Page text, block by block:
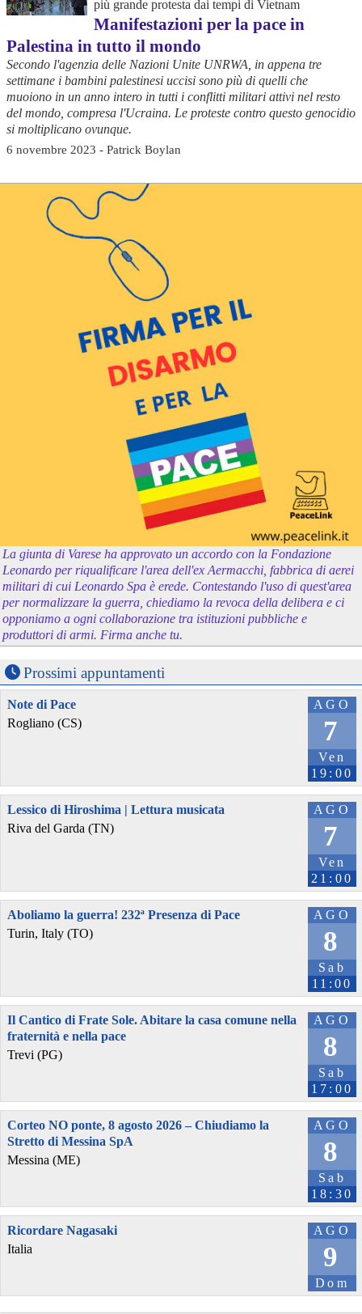
più grande protesta dai tempi di Vietnam
Manifestazioni per la pace in
Palestina in tutto il mondo
Secondo l'agenzia delle Nazioni Unite UNRWA, in appena tre
settimane i bambini palestinesi uccisi sono più di quelli che
muoiono in un anno intero in tutti i conflitti militari attivi nel resto
del mondo, compresa l'Ucraina. Le proteste contro questo genocidio
si moltiplicano ovunque.
6 novembre 2023 - Patrick Boylan
La giunta di Varese ha approvato un accordo con la Fondazione
Leonardo per riqualificare l'area dell'ex Aermacchi, fabbrica di aerei
militari di cui Leonardo Spa è erede. Contestando l'uso di quest'area
per normalizzare la guerra, chiediamo la revoca della delibera e ci
opponiamo a ogni collaborazione tra istituzioni pubbliche e
produttori di armi. Firma anche tu.
Prossimi appuntamenti
AGO
7
Ven
19:00
Note di Pace
Rogliano (CS)
AGO
7
Ven
21:00
Lessico di Hiroshima | Lettura musicata
Riva del Garda (TN)
AGO
8
Sab
11:00
Aboliamo la guerra! 232ª Presenza di Pace
Turin, Italy (TO)
AGO
8
Sab
17:00
Il Cantico di Frate Sole. Abitare la casa comune nella
fraternità e nella pace
Trevi (PG)
AGO
8
Sab
18:30
Corteo NO ponte, 8 agosto 2026 – Chiudiamo la
Stretto di Messina SpA
Messina (ME)
AGO
9
Dom
Ricordare Nagasaki
Italia